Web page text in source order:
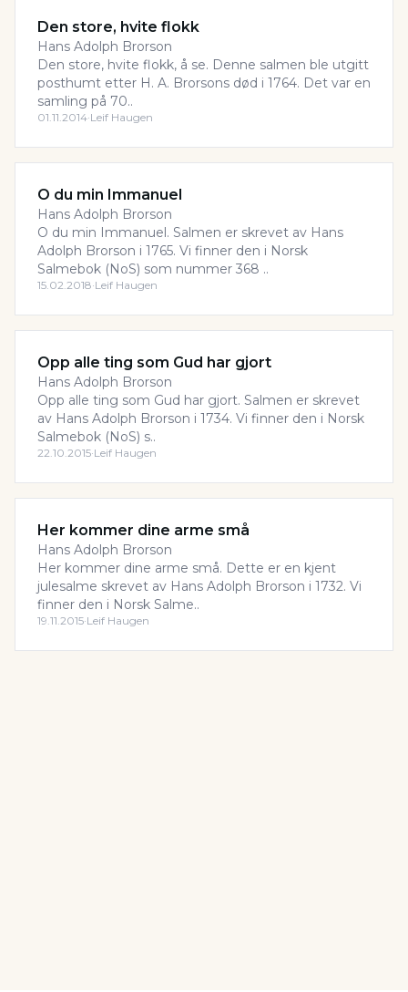
Den store, hvite flokk
Hans Adolph Brorson
Den store, hvite flokk, å se. Denne salmen ble utgitt
posthumt etter H. A. Brorsons død i 1764. Det var en
samling på 70..
01.11.2014·Leif Haugen
O du min Immanuel
Hans Adolph Brorson
O du min Immanuel. Salmen er skrevet av Hans
Adolph Brorson i 1765. Vi finner den i Norsk
Salmebok (NoS) som nummer 368 ..
15.02.2018·Leif Haugen
Opp alle ting som Gud har gjort
Hans Adolph Brorson
Opp alle ting som Gud har gjort. Salmen er skrevet
av Hans Adolph Brorson i 1734. Vi finner den i Norsk
Salmebok (NoS) s..
22.10.2015·Leif Haugen
Her kommer dine arme små
Hans Adolph Brorson
Her kommer dine arme små. Dette er en kjent
julesalme skrevet av Hans Adolph Brorson i 1732. Vi
finner den i Norsk Salme..
19.11.2015·Leif Haugen